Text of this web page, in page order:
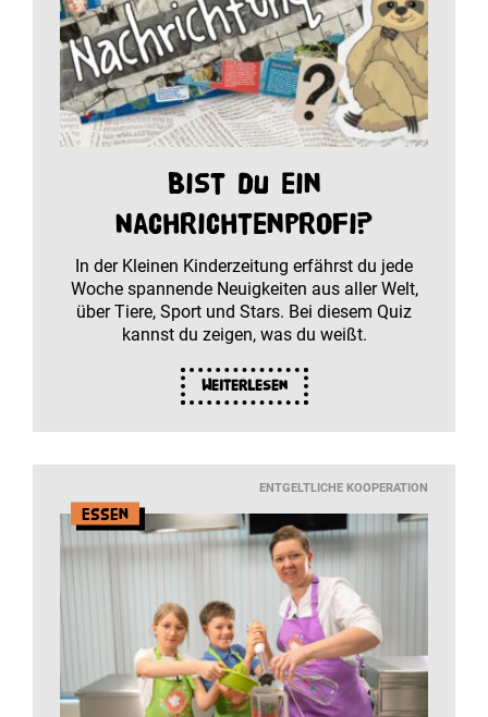
Bist du ein
Nachrichtenprofi?
In der Kleinen Kinderzeitung erfährst du jede
Woche spannende Neuigkeiten aus aller Welt,
über Tiere, Sport und Stars. Bei diesem Quiz
kannst du zeigen, was du weißt.
Weiterlesen
ENTGELTLICHE KOOPERATION
Essen